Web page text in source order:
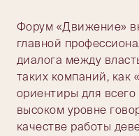
Форум «Движение»
главной
диалога между
таких компаний, как
ориентиры для
высоком уровне
качестве работы